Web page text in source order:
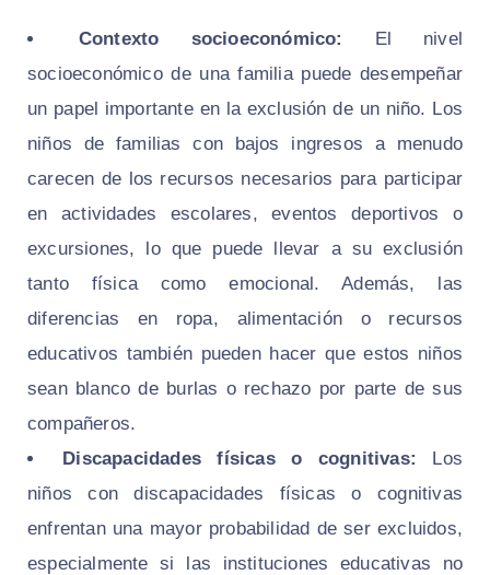
Contexto socioeconómico: El nivel
socioeconómico de una familia puede desempeñar
un papel importante en la exclusión de un niño. Los
niños de familias con bajos ingresos a menudo
carecen de los recursos necesarios para participar
en actividades escolares, eventos deportivos o
excursiones, lo que puede llevar a su exclusión
tanto física como emocional. Además, las
diferencias en ropa, alimentación o recursos
educativos también pueden hacer que estos niños
sean blanco de burlas o rechazo por parte de sus
compañeros.
Discapacidades físicas o cognitivas:
Los
niños con discapacidades físicas o cognitivas
enfrentan una mayor probabilidad de ser excluidos,
especialmente si las instituciones educativas no